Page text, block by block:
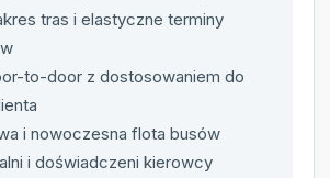
tras i elastyczne terminy
to-door z dostosowaniem do
i nowoczesna flota busów
i doświadczeni kierowcy